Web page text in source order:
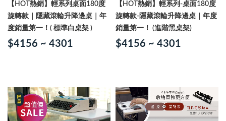
【HOT熱銷】輕系列桌面180度
旋轉款｜隱藏滾輪升降邊桌｜年
度銷量第一！( 標準白桌架 )
$4156 ~ 4301
【HOT熱銷】輕系列-桌面180度
旋轉款-隱藏滾輪升降邊桌｜年度
銷量第一！ (進階黑桌架)
$4156 ~ 4301